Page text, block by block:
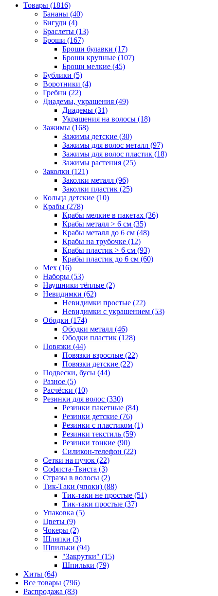
Товары (1816)
Бананы (40)
Бигуди (4)
Браслеты (13)
Броши (167)
Броши булавки (17)
Броши крупные (107)
Броши мелкие (45)
Бублики (5)
Воротники (4)
Гребни (22)
Диадемы, украшения (49)
Диадемы (31)
Украшения на волосы (18)
Зажимы (168)
Зажимы детские (30)
Зажимы для волос металл (97)
Зажимы для волос пластик (18)
Зажимы растения (25)
Заколки (121)
Заколки металл (96)
Заколки пластик (25)
Кольца детские (10)
Крабы (278)
Крабы мелкие в пакетах (36)
Крабы металл > 6 см (35)
Крабы металл до 6 см (48)
Крабы на трубочке (12)
Крабы пластик > 6 см (93)
Крабы пластик до 6 см (60)
Мех (16)
Наборы (53)
Наушники тёплые (2)
Невидимки (62)
Невидимки простые (22)
Невидимки с украшением (53)
Ободки (174)
Ободки металл (46)
Ободки пластик (128)
Повязки (44)
Повязки взрослые (22)
Повязки детские (22)
Подвески, бусы (44)
Разное (5)
Расчёски (10)
Резинки для волос (330)
Резинки пакетные (84)
Резинки детские (76)
Резинки с пластиком (1)
Резинки текстиль (59)
Резинки тонкие (90)
Силикон-телефон (22)
Сетки на пучок (22)
Софиста-Твиста (3)
Стразы в волосы (2)
Тик-Таки (чпоки) (88)
Тик-таки не простые (51)
Тик-таки простые (37)
Упаковка (5)
Цветы (9)
Чокеры (2)
Шляпки (3)
Шпильки (94)
"Закрутки" (15)
Шпильки (79)
Хиты (64)
Все товары (796)
Распродажа (83)